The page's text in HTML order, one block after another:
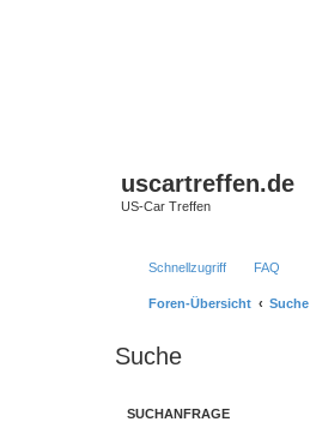
uscartreffen.de
US-Car Treffen
Schnellzugriff FAQ
Foren-Übersicht Suche
Suche
SUCHANFRAGE